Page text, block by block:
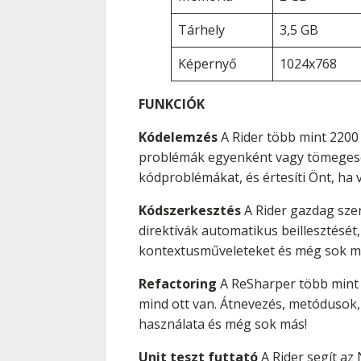
Tárhely
3,5 GB
Képernyő
1024x768
FUNKCIÓK
KódelemzésA Rider több mint
problémák egyenként vagy
kódproblémákat, és értesíti Önt, ha
KódszerkesztésA Rider gazdag
direktívák automatikus
kontextusműveleteket és még sok
Refactoring A ReSharper több
mind ott van. Átnevezés,
használata és még sok más!
Unit teszt futtatóA Rider segít